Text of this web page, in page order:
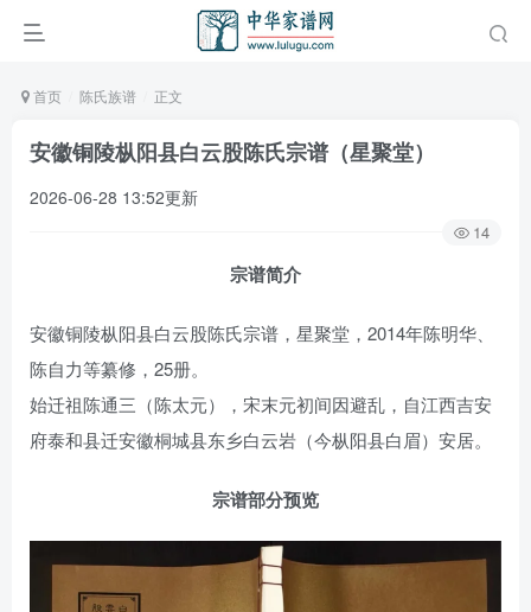
首页 陈氏族谱 正文
安徽铜陵枞阳县白云股陈氏宗谱（星聚堂）
2026-06-28 13:52更新
14
宗谱简介
安徽铜陵枞阳县白云股陈氏宗谱，星聚堂，2014年陈明华、
陈自力等纂修，25册。
始迁祖陈通三（陈太元），宋末元初间因避乱，自江西吉安
府泰和县迁安徽桐城县东乡白云岩（今枞阳县白眉）安居。
宗谱部分预览